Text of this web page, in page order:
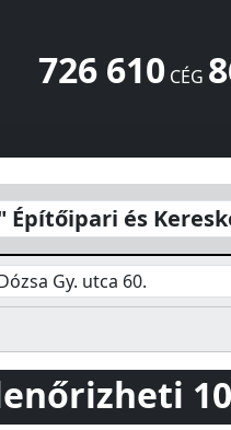
726 610CÉG
Bt.Dózsa Gy. utca
Építőipari és
Gy. utca 60.